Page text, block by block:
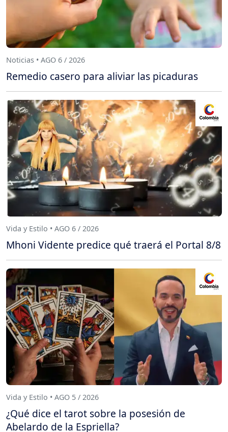
Noticias • AGO 6 / 2026
Remedio casero para aliviar las picaduras
Vida y Estilo • AGO 6 / 2026
Mhoni Vidente predice qué traerá el Portal 8/8
Vida y Estilo • AGO 5 / 2026
¿Qué dice el tarot sobre la posesión de
Abelardo de la Espriella?